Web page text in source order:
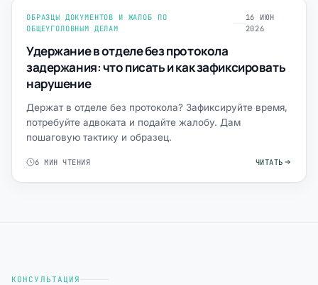
ОБРАЗЦЫ ДОКУМЕНТОВ И ЖАЛОБ ПО
ОБЩЕУГОЛОВНЫМ ДЕЛАМ
16 ИЮН
2026
Удержание в отделе без протокола
задержания: что писать и как зафиксировать
нарушение
Держат в отделе без протокола? Зафиксируйте время,
потребуйте адвоката и подайте жалобу. Дам
пошаговую тактику и образец.
6 МИН ЧТЕНИЯ ЧИТАТЬ
КОНСУЛЬТАЦИЯ